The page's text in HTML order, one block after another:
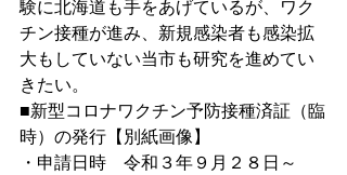
験に北海道も手をあげているが、ワク
チン接種が進み、新規感染者も感染拡
大もしていない当市も研究を進めてい
きたい。
■新型コロナワクチン予防接種済証（臨
時）の発行【別紙画像】
・申請日時　令和３年９月２８日～